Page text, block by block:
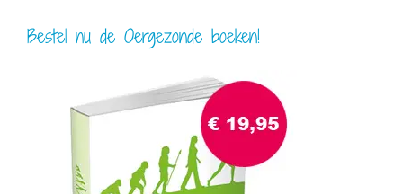
Bestel nu de Oergezonde boeken!